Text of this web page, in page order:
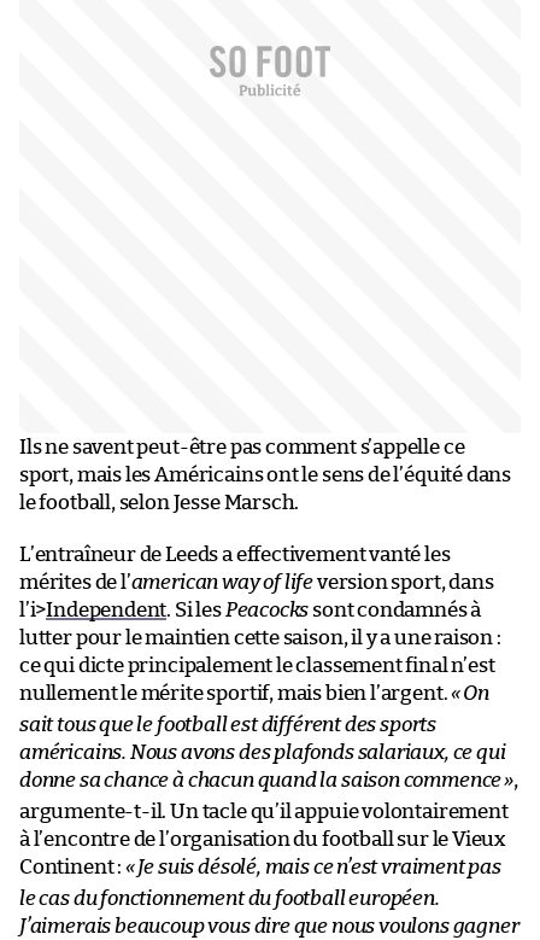
Ils ne savent peut-être pas comment s’appelle ce
sport, mais les Américains ont le sens de l’équité dans
le football, selon Jesse Marsch.
L’entraîneur de Leeds a effectivement vanté les
mérites de l’american way of lifeversion sport, dans
l’i>Independent. Si les Peacocks sont condamnés à
lutter pour le maintien cette saison, il y a une raison :
ce qui dicte principalement le classement final n’est
nullement le mérite sportif, mais bien l’argent.«On
sait tous que le football est différent des sports
américains. Nous avons des plafonds salariaux, ce qui
donne sa chance à chacun quand la saison commence»,
argumente-t-il. Un tacle qu’il appuie volontairement
à l’encontre de l’organisation du football sur le Vieux
Continent : «Je suis désolé, mais ce n’est vraiment pas
le cas du fonctionnement du football européen.
J’aimerais beaucoup vous dire que nous voulons gagner